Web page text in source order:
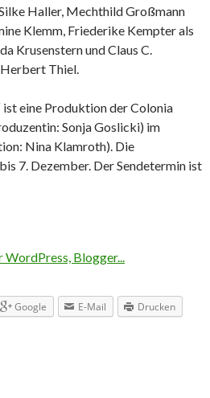
Haller, Mechthild Großmann
Klemm, Friederike Kempter als
Krusenstern und Claus C.
Thiel.
eine Produktion der Colonia
Sonja Goslicki) im
Nina Klamroth). Die
7. Dezember. Der Sendetermin ist
Google E-Mail Drucken